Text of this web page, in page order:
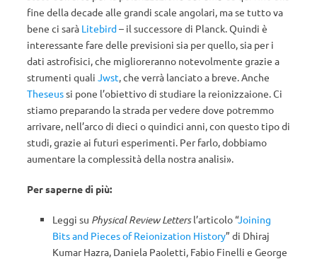
fine della decade alle grandi scale angolari, ma se tutto va
bene ci sarà Litebird– il successore di Planck. Quindi è
interessante fare delle previsioni sia per quello, sia per i
dati astrofisici, che miglioreranno notevolmente grazie a
strumenti quali Jwst, che verrà lanciato a breve. Anche
Theseussi pone l’obiettivo di studiare la reionizzaione. Ci
stiamo preparando la strada per vedere dove potremmo
arrivare, nell’arco di dieci o quindici anni, con questo tipo di
studi, grazie ai futuri esperimenti. Per farlo, dobbiamo
aumentare la complessità della nostra analisi».
Per saperne di più:
Leggi su Physical Review Lettersl’articolo “Joining
Bits and Pieces of Reionization History” di Dhiraj
Kumar Hazra, Daniela Paoletti, Fabio Finelli e George